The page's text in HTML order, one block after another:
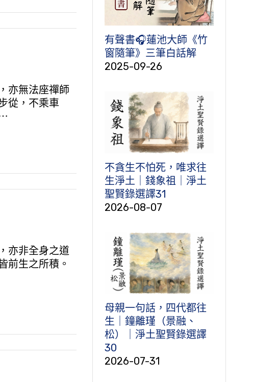
亦無法座禪師
從，不乘車
亦非全身之道
前生之所積。
有聲書🎧蓮池大師《竹
窗隨筆》三筆白話解
2025-09-26
不貪生不怕死，唯求往
生淨土｜錢象祖｜淨土
聖賢錄選譯31
2026-08-07
母親一句話，四代都往
生｜鐘離瑾（景融、
松）｜淨土聖賢錄選譯
30
2026-07-31